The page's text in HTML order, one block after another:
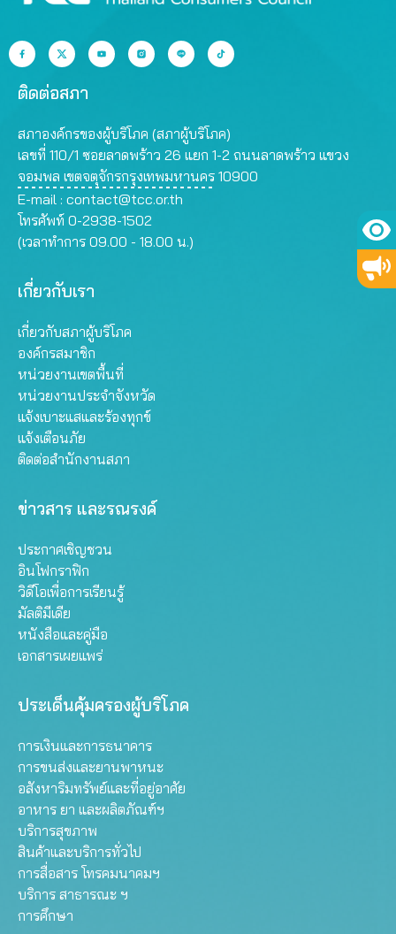
ติดต่อสภา
สภาองค์กรของผู้บริโภค (สภาผู้บริโภค)
เลขที่ 110/1 ซอยลาดพร้าว 26 แยก 1-2 ถนนลาดพร้าว แขวง
จอมพล เขตจตุจักรกรุงเทพมหานคร 10900
E-mail : contact@tcc.or.th
โทรศัพท์ 0-2938-1502
(เวลาทำการ 09.00 - 18.00 น.)
เกี่ยวกับเรา
เกี่ยวกับสภาผู้บริโภค
องค์กรสมาชิก
หน่วยงานเขตพื้นที่
หน่วยงานประจำจังหวัด
แจ้งเบาะแสและร้องทุกข์
แจ้งเตือนภัย
ติดต่อสำนักงานสภา
ข่าวสาร และรณรงค์
ประกาศเชิญชวน
อินโฟกราฟิก
วิดีโอเพื่อการเรียนรู้
มัลติมีเดีย
หนังสือและคู่มือ
เอกสารเผยแพร่
ประเด็นคุ้มครองผู้บริโภค
การเงินและการธนาคาร
การขนส่งและยานพาหนะ
อสังหาริมทรัพย์และที่อยู่อาศัย
อาหาร ยา และผลิตภัณฑ์ฯ
บริการสุขภาพ
สินค้าและบริการทั่วไป
การสื่อสาร โทรคมนาคมฯ
บริการ สาธารณะ ฯ
การศึกษา